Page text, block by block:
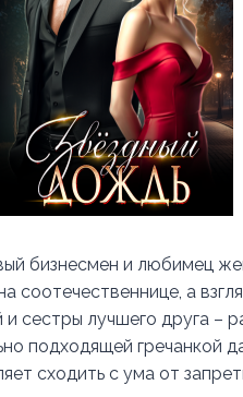
бизнесмен и любимец
соотечественнице, а
сестры лучшего друга –
подходящей гречанкой
сходить с ума от